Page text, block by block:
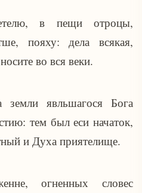
в пещи отроцы,
пояху: дела всякая,
во вся веки.
явльшагося Бога
тем был еси начаток,
и Духа приятелище.
огненных словес